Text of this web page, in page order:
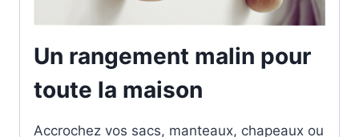
Un rangement malin pour
toute la maison
Accrochez vos sacs, manteaux, chapeaux ou